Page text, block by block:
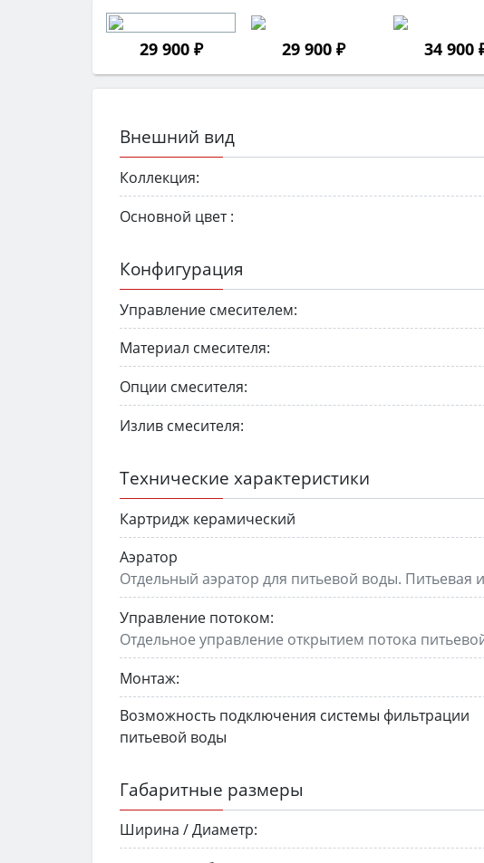
29 900 ₽ 29 900 ₽ 34 900
Внешний вид
Коллекция:
Основной цвет :
Конфигурация
Управление смесителем:
Материал смесителя:
Опции смесителя:
Излив смесителя:
Технические характеристики
Картридж керамический
Аэратор
Отдельный аэратор для питьевой воды.
Управление потоком:
Отдельное управление открытием потока
Монтаж:
Возможность подключения системы фильтрации
питьевой воды
Габаритные размеры
Ширина / Диаметр: